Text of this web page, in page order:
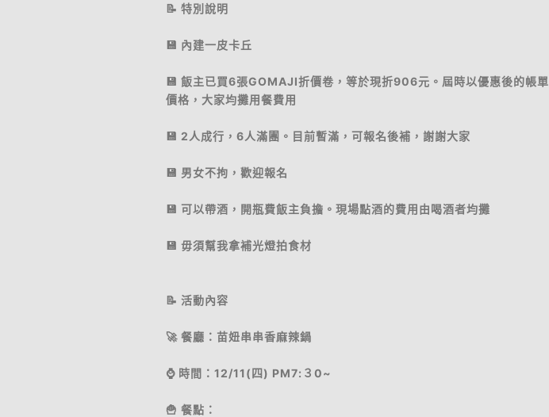
📝 特別說明
💾 內建一皮卡丘
💾 飯主已買6張GOMAJI折價卷，等於現折906元。屆時以優惠後的帳單
價格，大家均攤用餐費用
💾 2人成行，6人滿團。目前暫滿，可報名後補，謝謝大家
💾 男女不拘，歡迎報名
💾 可以帶酒，開瓶費飯主負擔。現場點酒的費用由喝酒者均攤
💾 毋須幫我拿補光燈拍食材
📝 活動內容
🚀 餐廳：苗妞串串香麻辣鍋
⌚ 時間：12/11(四) PM7:３0~
🍟 餐點：